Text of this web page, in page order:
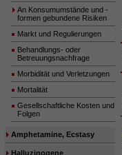
An Konsumumstände und -
formen gebundene Risiken
Markt und Regulierungen
Behandlungs- oder
Betreuungsnachfrage
Morbidität und Verletzungen
Mortalität
Gesellschaftliche Kosten und
Folgen
Amphetamine, Ecstasy
Halluzinogene